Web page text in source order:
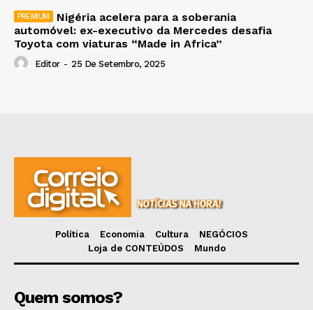
Nigéria acelera para a soberania
automóvel: ex-executivo da Mercedes desafia
Toyota com viaturas “Made in Africa”
Editor - 25 De Setembro, 2025
Política Economia Cultura
NEGÓCIOS
Loja de CONTEÚDOS
Mundo
Quem somos?